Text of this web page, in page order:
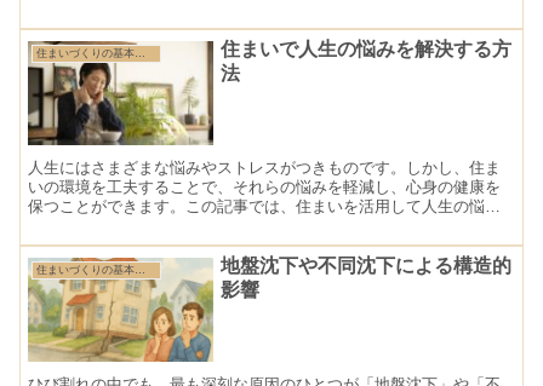
ついて詳しく見ていきましょう。
住まいづくりの基本（住まいづくりの考え方と進め方）
住まいで人生の悩みを解決する方
法
人生にはさまざまな悩みやストレスがつきものです。しかし、住ま
いの環境を工夫することで、それらの悩みを軽減し、心身の健康を
保つことができます。この記事では、住まいを活用して人生の悩み
住まいづくりの基本（住まいづくりの考え方と進め方）
地盤沈下や不同沈下による構造的
影響